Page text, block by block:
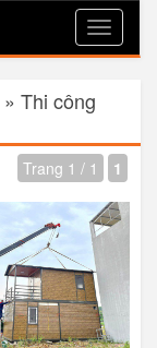
Toggle
» Thi công
Trang 1 / 1 1